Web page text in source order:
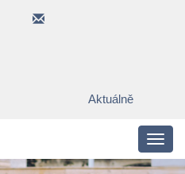
Aktuálně